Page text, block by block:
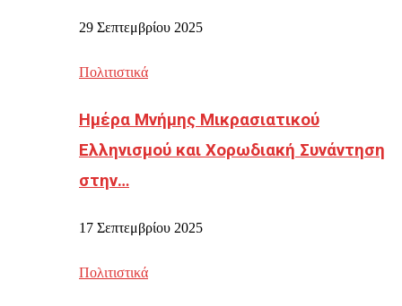
29 Σεπτεμβρίου 2025
Πολιτιστικά
Ημέρα Μνήμης Μικρασιατικού
Ελληνισμού και Χορωδιακή Συνάντηση
στην…
17 Σεπτεμβρίου 2025
Πολιτιστικά